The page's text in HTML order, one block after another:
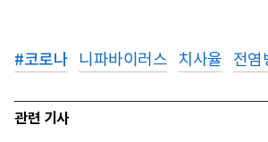
#코로나 니파바이러스 치사율 전염
관련 기사